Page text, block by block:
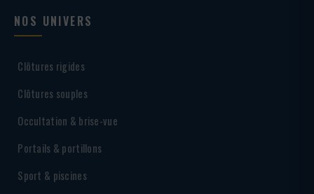
NOS UNIVERS
Clôtures rigides
Clôtures souples
Occultation & brise-vue
Portails & portillons
Sport & piscines